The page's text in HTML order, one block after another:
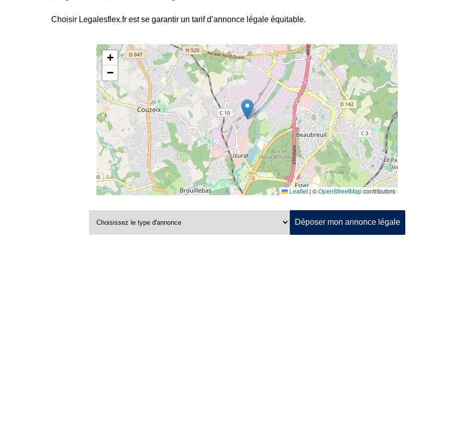
Choisir Legalesflex.fr est se garantir un tarif d’annonce légale équitable.
+
−
Leaflet | ©OpenStreetMapcontributors
Déposer mon annonce légale